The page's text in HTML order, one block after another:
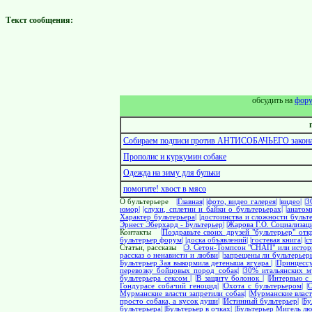
Текст сообщения:
обсудить на
Собираем подписи против АНТИСОБАЧЬЕГО
Прополис и куркумин собаке
Одежда на зиму для бульки
помогите! хвост в мясо
О бультерьере |Главная| |фото, видео галерея| |видео|
юмор|
|слухи, сплетни и байки о бультерьерах|
Характер бультерьера|
|достоинства и сложности
Эрнест Эберхард - Бультерьер|
|Жарова Г.О.
Контакты
|Поздравьте своих друзей "бультерьер"
бультерьер форум|
|доска объявлений| |гостевая книга|
Статьи, рассказы
|Э. Сетон-Томпсон "СНАП" или
рассказ о ненависти и любви|
|запрещены ли
Бультерьер Зая выкормила детеныша ягуара |
перевозку бойцовых пород cобак|
|30% итальянских
бультерьера сексом |
|В защиту болонок | |Интервью с
Гондурасе собачий геноцид|
|Охота с бультерьером|
Мурманские власти запретили собак|
|Мурманские
просто собака, а кусок души|
|Истинный бультерьер|
бультерьера|
|Бультерьер в очках| |Бультерьер Мигель